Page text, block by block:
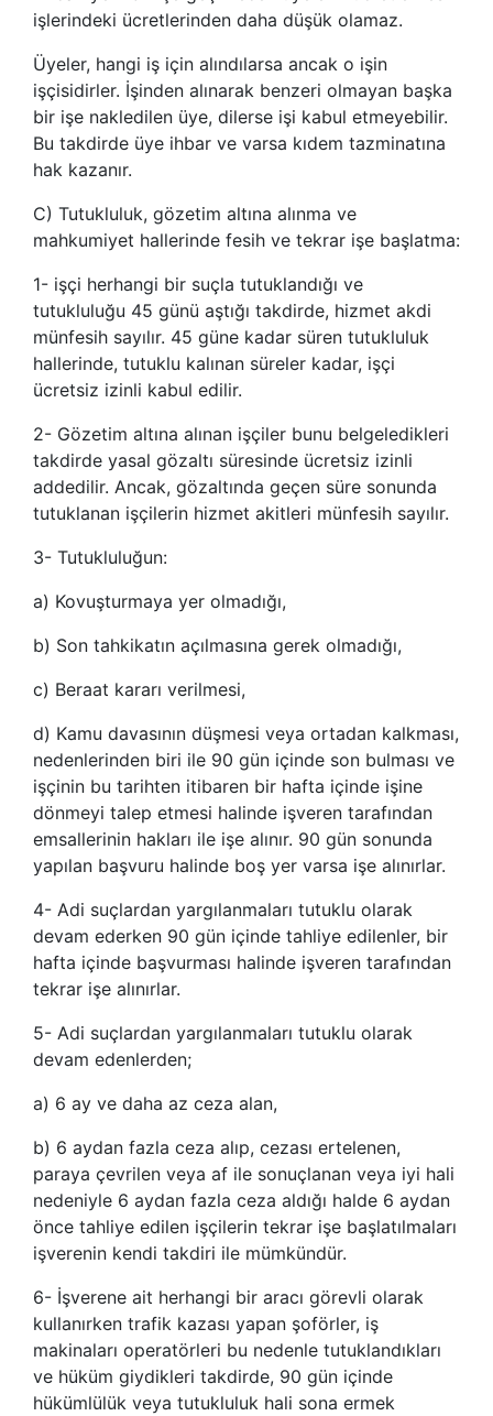
işlerindeki ücretlerinden daha düşük olamaz.
Üyeler, hangi iş için alındılarsa ancak o işin
işçisidirler. İşinden alınarak benzeri olmayan başka
bir işe nakledilen üye, dilerse işi kabul etmeyebilir.
Bu takdirde üye ihbar ve varsa kıdem tazminatına
hak kazanır.
C) Tutukluluk, gözetim altına alınma ve
mahkumiyet hallerinde fesih ve tekrar işe başlatma:
1- işçi herhangi bir suçla tutuklandığı ve
tutukluluğu 45 günü aştığı takdirde, hizmet akdi
münfesih sayılır. 45 güne kadar süren tutukluluk
hallerinde, tutuklu kalınan süreler kadar, işçi
ücretsiz izinli kabul edilir.
2- Gözetim altına alınan işçiler bunu belgeledikleri
takdirde yasal gözaltı süresinde ücretsiz izinli
addedilir. Ancak, gözaltında geçen süre sonunda
tutuklanan işçilerin hizmet akitleri münfesih sayılır.
3- Tutukluluğun:
a) Kovuşturmaya yer olmadığı,
b) Son tahkikatın açılmasına gerek olmadığı,
c) Beraat kararı verilmesi,
d) Kamu davasının düşmesi veya ortadan kalkması,
nedenlerinden biri ile 90 gün içinde son bulması ve
işçinin bu tarihten itibaren bir hafta içinde işine
dönmeyi talep etmesi halinde işveren tarafından
emsallerinin hakları ile işe alınır. 90 gün sonunda
yapılan başvuru halinde boş yer varsa işe alınırlar.
4- Adi suçlardan yargılanmaları tutuklu olarak
devam ederken 90 gün içinde tahliye edilenler, bir
hafta içinde başvurması halinde işveren tarafından
tekrar işe alınırlar.
5- Adi suçlardan yargılanmaları tutuklu olarak
devam edenlerden;
a) 6 ay ve daha az ceza alan,
b) 6 aydan fazla ceza alıp, cezası ertelenen,
paraya çevrilen veya af ile sonuçlanan veya iyi hali
nedeniyle 6 aydan fazla ceza aldığı halde 6 aydan
önce tahliye edilen işçilerin tekrar işe başlatılmaları
işverenin kendi takdiri ile mümkündür.
6- İşverene ait herhangi bir aracı görevli olarak
kullanırken trafik kazası yapan şoförler, iş
makinaları operatörleri bu nedenle tutuklandıkları
ve hüküm giydikleri takdirde, 90 gün içinde
hükümlülük veya tutukluluk hali sona ermek